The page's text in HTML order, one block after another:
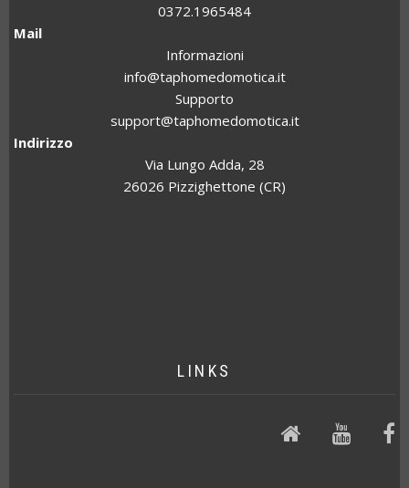
0372.1965484
Mail
Informazioni
info@taphomedomotica.it
Supporto
support@taphomedomotica.it
Indirizzo
Via Lungo Adda, 28
26026 Pizzighettone (CR)
LINKS
Website